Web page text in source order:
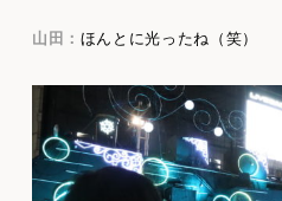
山田： ほんとに光ったね（笑）